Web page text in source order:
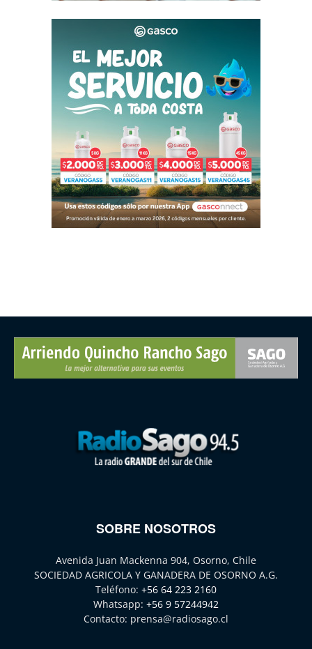
SOBRE NOSOTROS
Avenida Juan Mackenna 904, Osorno, Chile
SOCIEDAD AGRICOLA Y GANADERA DE OSORNO A.G.
Teléfono: +56 64 223 2160
Whatsapp: +56 9 57244942
Contacto: prensa@radiosago.cl